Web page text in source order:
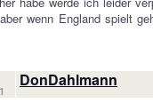
wenn England spielt
DonDahlmann